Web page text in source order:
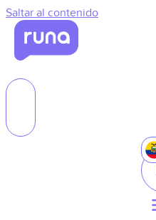
Saltar al contenido